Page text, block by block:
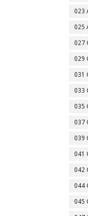
023
025
027
029
031
033
035
037
039
041
042
044
045